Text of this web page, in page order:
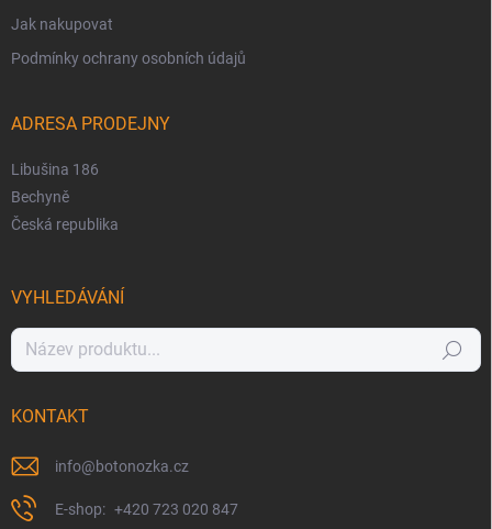
Jak nakupovat
Podmínky ochrany osobních údajů
ADRESA PRODEJNY
Libušina 186
Bechyně
Česká republika
VYHLEDÁVÁNÍ
Hledat
KONTAKT
info@botonozka.cz
+420 723 020 847